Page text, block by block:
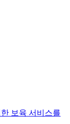
보육 서비스를